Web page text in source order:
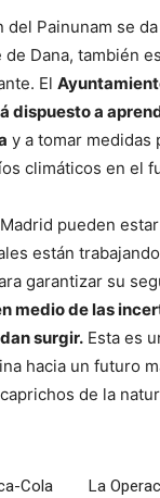
del Painunam se
Dana, también
El
dispuesto a
y a tomar medidas
climáticos en el
pueden
están trabajando
garantizar su
medio de las
surgir. Esta es
hacia un futuro
de la
Cola
La